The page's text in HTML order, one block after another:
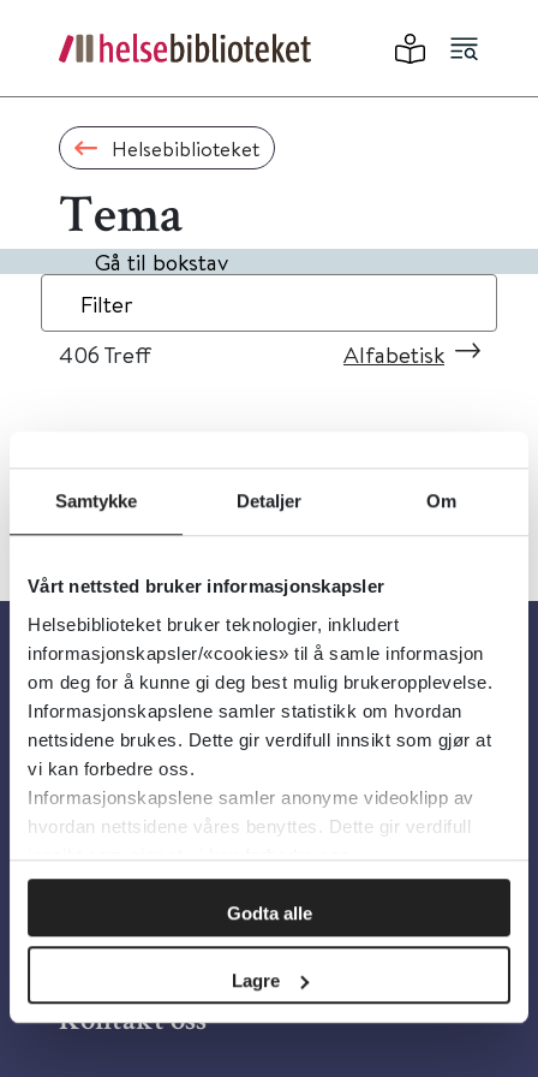
Samtykke Detaljer Om
Vårt nettsted bruker informasjonskapsler
Helsebiblioteket bruker teknologier, inkludert
informasjonskapsler/«cookies» til å samle informasjon
om deg for å kunne gi deg best mulig brukeropplevelse.
Informasjonskapslene samler statistikk om hvordan
nettsidene brukes. Dette gir verdifull innsikt som gjør at
vi kan forbedre oss.
Informasjonskapslene samler anonyme videoklipp av
hvordan nettsidene våres benyttes. Dette gir verdifull
innsikt som gjør at vi kan forbedre oss.
Godta alle
Lagre
Helsebiblioteket
Tema
Gå til bokstav
Filter
406 Treff Alfabetisk
« 1 38 39 »
Om oss
Om Helsebiblioteket
Personvern og informasjonskapsler
Tilgjengelighetserklæring
Information in English
Bilder fra Colourbox.com
Kontakt oss